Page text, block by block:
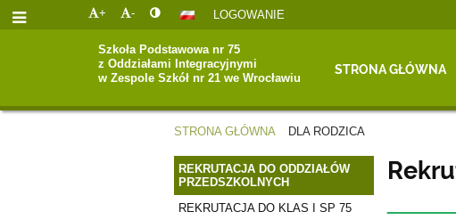
+ - LOGOWANIE
Szkoła Podstawowa nr 75
z Oddziałami Integracyjnymi
w Zespole Szkół nr 21 we Wrocławiu
STRONA GŁÓWNA
STRONA GŁÓWNA DLA RODZICA
DLA
RODZICA
REKRUTACJA DO ODDZIAŁÓW
PRZEDSZKOLNYCH
REKRUTACJA DO KLAS I SP 75